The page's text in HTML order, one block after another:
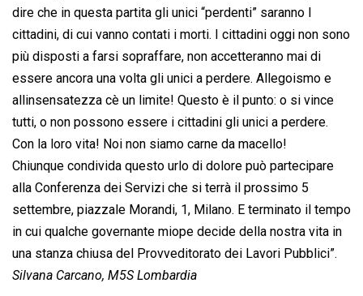
dire che in questa partita gli unici “perdenti” saranno I
cittadini, di cui vanno contati i morti. I cittadini oggi non sono
più disposti a farsi sopraffare, non accetteranno mai di
essere ancora una volta gli unici a perdere. Allegoismo e
allinsensatezza cè un limite! Questo è il punto: o si vince
tutti, o non possono essere i cittadini gli unici a perdere.
Con la loro vita! Noi non siamo carne da macello!
Chiunque condivida questo urlo di dolore può partecipare
alla Conferenza dei Servizi che si terrà il prossimo 5
settembre, piazzale Morandi, 1, Milano. E terminato il tempo
in cui qualche governante miope decide della nostra vita in
una stanza chiusa del Provveditorato dei Lavori Pubblici”.
Silvana Carcano, M5S Lombardia